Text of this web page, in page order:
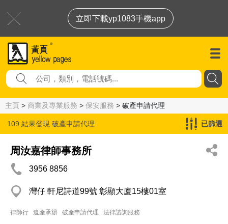
立即下載yp1083手機app
主頁 > 商業及專業服務 > 保安服務 > 破產申請代理
109 結果發現 破產申請代理 已篩選
周汝嘉律師事務所
3956 8856
灣仔 軒尼詩道99號 彰顯大廈15樓01室
律師行 遺產承辦 破產申請代理 法律諮詢服務